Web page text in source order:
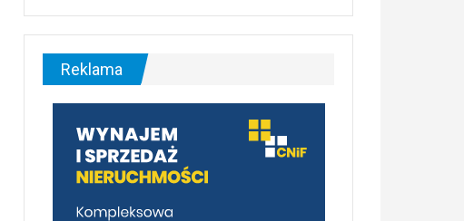
–
malownicza
[fotorelacja]
Reklama